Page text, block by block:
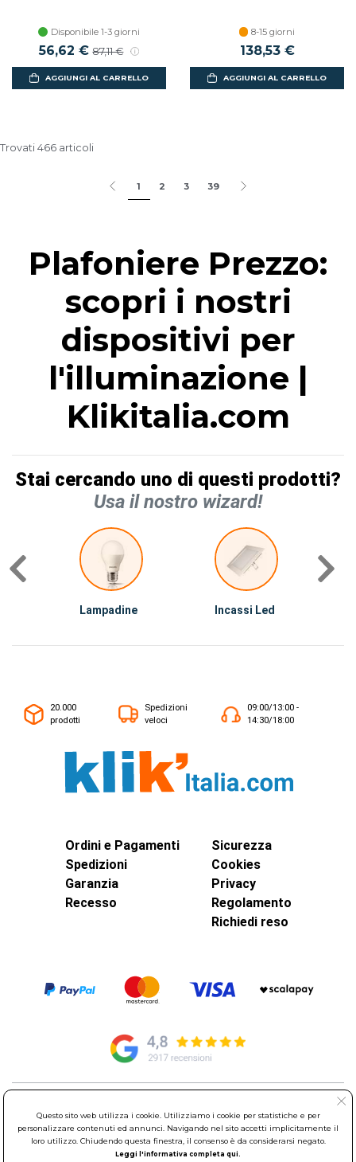
Disponibile 1-3 giorni
56,62 € 87,11 €
AGGIUNGI AL CARRELLO
8-15 giorni
138,53 €
AGGIUNGI AL CARRELLO
Trovati 466 articoli
1 2 3 39
Plafoniere Prezzo:
scopri i nostri
dispositivi per
l'illuminazione |
Klikitalia.com
Stai cercando uno di questi prodotti?
Usa il nostro wizard!
Lampadine Incassi Led
20.000
prodotti
Spedizioni
veloci
09:00/13:00 -
14:30/18:00
Ordini e Pagamenti
Spedizioni
Garanzia
Recesso
Sicurezza
Cookies
Privacy
Regolamento
Richiedi reso
00015 Monterotondo Scalo (RM)
Partita Iva: 01586761007 - Codice Fiscale: 06634500588 Capitale
Sociale 1.600.000,00 Euro i.v. Iscritto al Registro delle Imprese di
Questo sito web utilizza i cookie. Utilizziamo i cookie per statistiche e per
personalizzare contenuti ed annunci. Navigando nel sito accetti implicitamente il
loro utilizzo. Chiudendo questa finestra, il consenso è da considerarsi negato.
Leggi l'informativa completa qui.